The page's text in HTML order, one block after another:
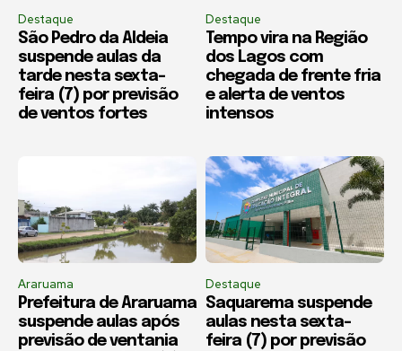
Destaque
São Pedro da Aldeia
suspende aulas da
tarde nesta sexta-
feira (7) por previsão
de ventos fortes
Destaque
Tempo vira na Região
dos Lagos com
chegada de frente fria
e alerta de ventos
intensos
Araruama
Prefeitura de Araruama
suspende aulas após
previsão de ventania
Destaque
Saquarema suspende
aulas nesta sexta-
feira (7) por previsão